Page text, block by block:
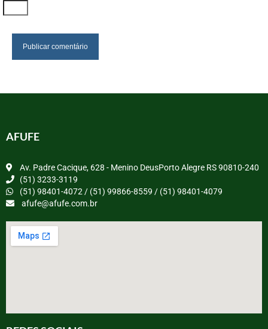
AFUFE
Av. Padre Cacique, 628 - Menino DeusPorto Alegre RS 90810-240
(51) 3233-3119
(51) 98401-4072 / (51) 99866-8559 / (51) 98401-4079
afufe@afufe.com.br